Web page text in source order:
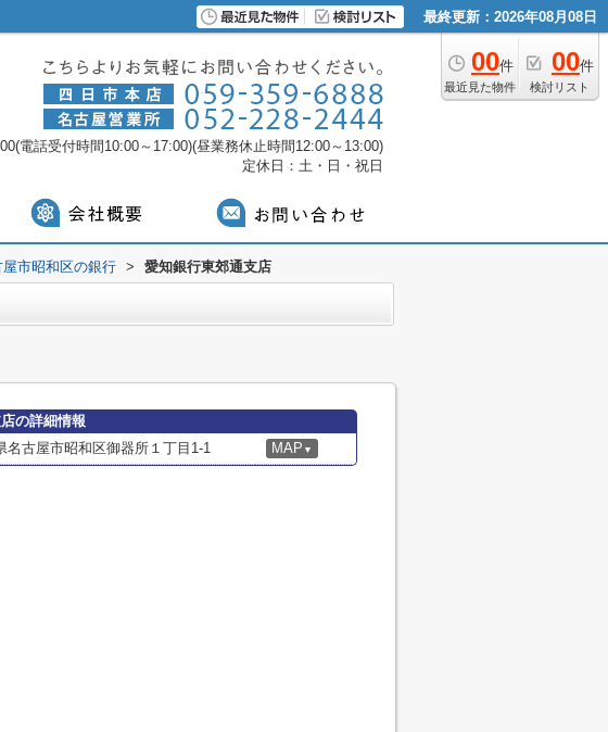
最終更新：2026年08月08日
00件
最近見た物件
00件
検討リスト
電話受付時間10:00～17:00)(昼業務休止時間12:00～13:00)
定休日：土・日・祝日
屋市昭和区の銀行 > 愛知銀行東郊通支店
の詳細情報
名古屋市昭和区御器所１丁目1-1 MAP ▼